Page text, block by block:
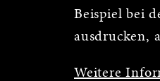
Beispiel bei
ausdrucken,
Weitere